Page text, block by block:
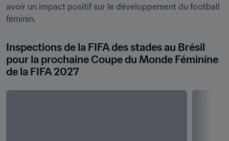
avoir un impact positif sur le développement du football
féminin.
Inspections de la FIFA des stades au Brésil
pour la prochaine Coupe du Monde Féminine
de la FIFA 2027